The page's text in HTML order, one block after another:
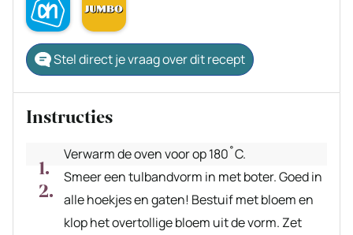
Stel direct je vraag over dit recept
Instructies
Verwarm de oven voor op 180˚C.
Smeer een tulbandvorm in met boter. Goed in
alle hoekjes en gaten! Bestuif met bloem en
klop het overtollige bloem uit de vorm. Zet